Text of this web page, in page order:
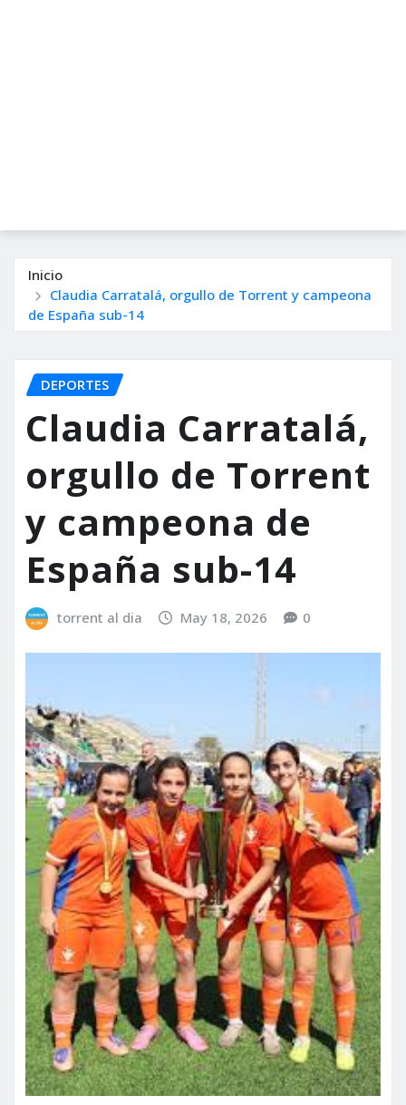
Inicio
Claudia Carratalá, orgullo de Torrent y campeona
de España sub-14
DEPORTES
Claudia Carratalá,
orgullo de Torrent
y campeona de
España sub-14
torrent al dia May 18, 2026 0